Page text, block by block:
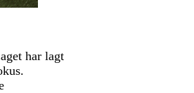
har lagt